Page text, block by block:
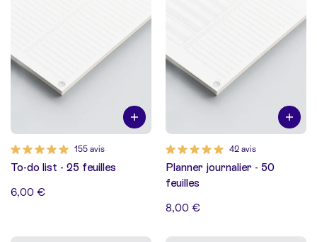
155 avis
To-do list - 25 feuilles
6,00 €
42 avis
Planner journalier - 50
feuilles
8,00 €